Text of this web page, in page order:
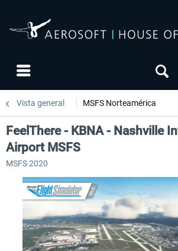
Vista general MSFS Norteamérica
FeelThere - KBNA - Nashville
Airport MSFS
MSFS 2020